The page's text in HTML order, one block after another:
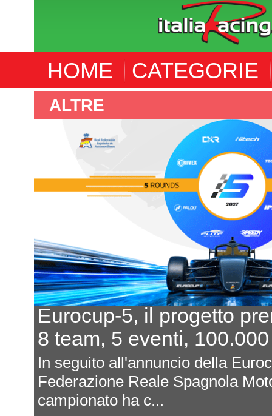
HOME CATEGORIE
ALTRE
Eurocup-5, il progetto
8 team, 5 eventi,
In seguito all'annuncio della
Federazione Reale Spagnola
campionato ha c...